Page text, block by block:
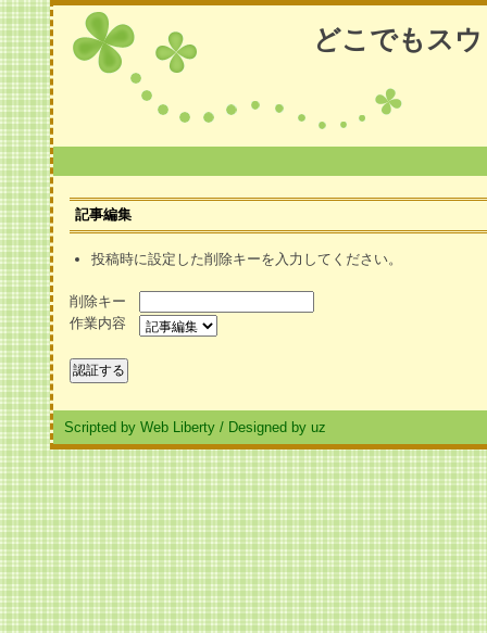
どこでもス
記事編集
投稿時に設定した削除キーを入力してください。
削除キー
作業内容
Scripted by Web Liberty / Designed by uz